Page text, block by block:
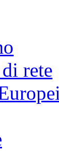
rete